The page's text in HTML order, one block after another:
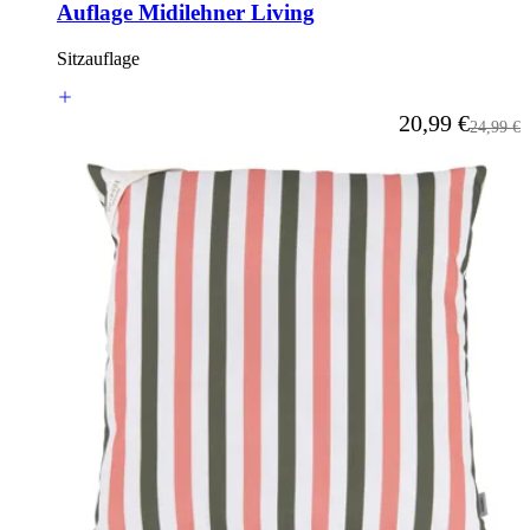
Auflage Midilehner Living
Sitzauflage
Ab
20,99 €24,99 €